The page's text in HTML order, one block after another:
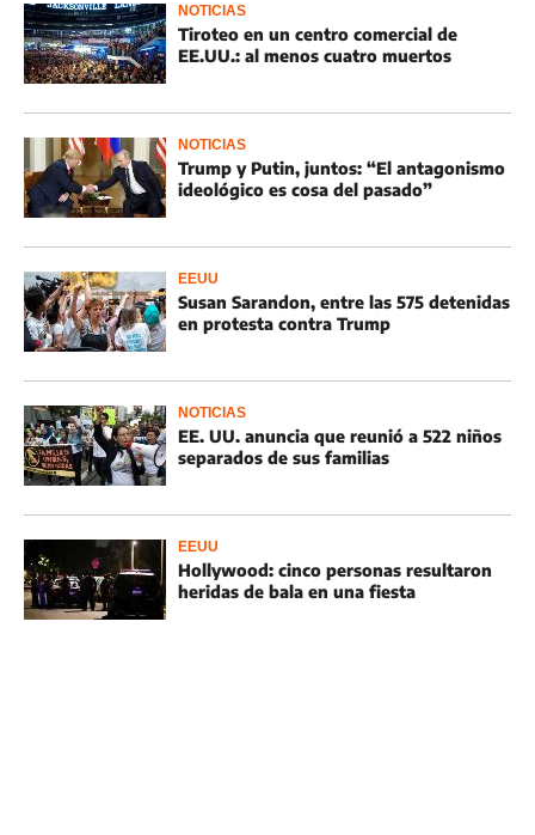
NOTICIAS
Tiroteo en un centro comercial de
EE.UU.: al menos cuatro muertos
NOTICIAS
Trump y Putin, juntos: “El antagonismo
ideológico es cosa del pasado”
EEUU
Susan Sarandon, entre las 575 detenidas
en protesta contra Trump
NOTICIAS
EE. UU. anuncia que reunió a 522 niños
separados de sus familias
EEUU
Hollywood: cinco personas resultaron
heridas de bala en una fiesta